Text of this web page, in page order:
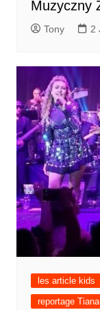
Muzyczny
Tony 2
les article kids
reportage